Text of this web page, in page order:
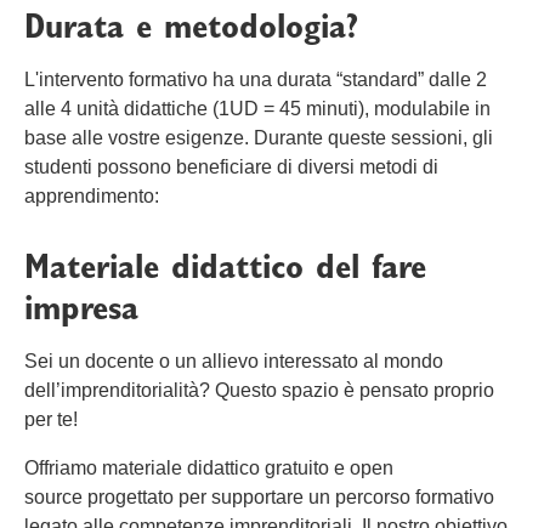
Durata e metodologia?
L'intervento formativo ha una durata “standard” dalle 2
alle 4 unità didattiche (1UD = 45 minuti), modulabile in
base alle vostre esigenze. Durante queste sessioni, gli
studenti possono beneficiare di diversi metodi di
apprendimento:
Materiale didattico del fare
impresa
Sei un docente o un allievo interessato al mondo
dell’imprenditorialità? Questo spazio è pensato proprio
per te!
Offriamo materiale didattico gratuito e open
source progettato per supportare un percorso formativo